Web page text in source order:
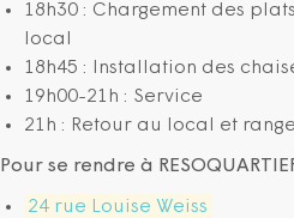
18h30 : Chargement des
local
18h45 : Installation des
19h00-21h : Service
21h : Retour au local et
Pour se rendre à
24 rue Louise Weiss